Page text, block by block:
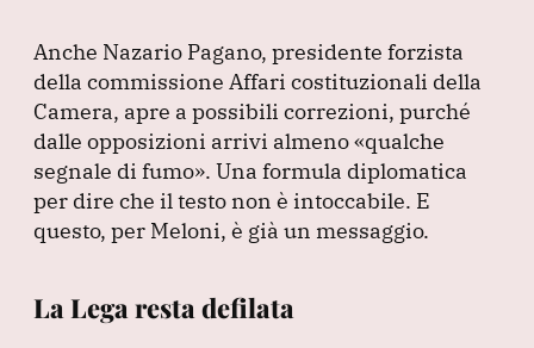
Anche Nazario Pagano, presidente forzista
della commissione Affari costituzionali della
Camera, apre a possibili correzioni, purché
dalle opposizioni arrivi almeno«qualche
segnale di fumo». Una formula diplomatica
per dire che il testo non è intoccabile. E
questo, per Meloni, è già un messaggio.
La Lega resta defilata